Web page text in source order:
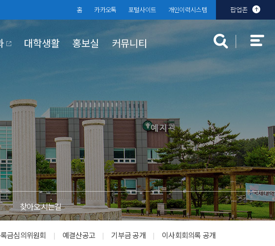
홈 카카오톡 포털사이트 개인이력시스템 팝업존
및
보공개
보공개제도안내
비공개대상정보 세부기준
정보목록
전정보공개
학정보공시
결산공고
대학규정
규정공지
대학규정
찾아오시
대학생활
육만족도조사 장학 · 학자금 대출
국가장학금
학자금 대출
교내장학금
교외장학금
근로장학금
학생상담
설안내 기숙사 안내
홍보실
제저널 대학발전기금
커뮤니티
제장터 분실물센터 입찰공고
코로나19 대응 안내
금심의위원회 예결산공고 기부금 공개 이사회회의록 공개
찾아오시는길